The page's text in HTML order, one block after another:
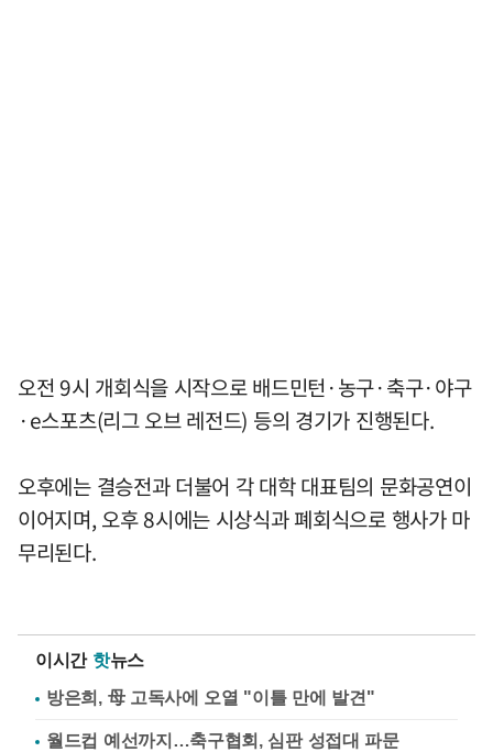
오전 9시 개회식을 시작으로 배드민턴·농구·축구·야구
·e스포츠(리그 오브 레전드) 등의 경기가 진행된다.
오후에는 결승전과 더불어 각 대학 대표팀의 문화공연이
이어지며, 오후 8시에는 시상식과 폐회식으로 행사가 마
무리된다.
이시간 핫뉴스
방은희, 母 고독사에 오열 "이틀 만에 발견"
월드컵 예선까지…축구협회, 심판 성접대 파문